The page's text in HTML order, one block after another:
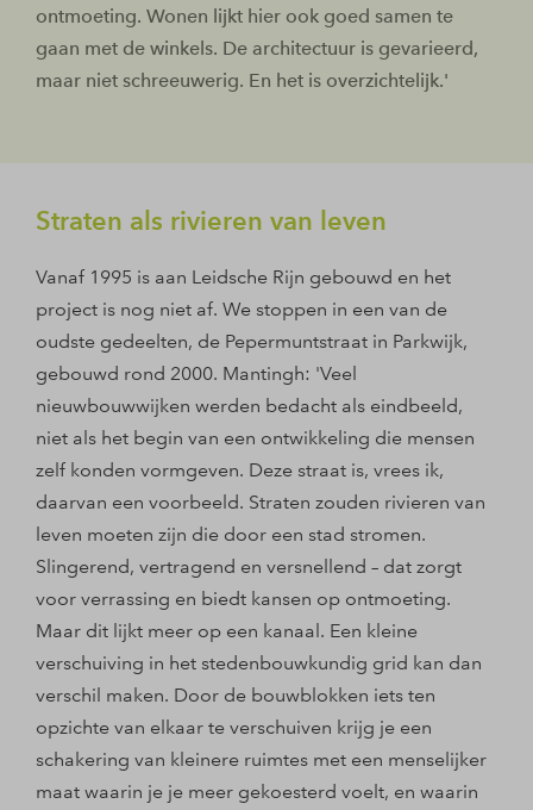
ontmoeting. Wonen lijkt hier ook goed samen te
gaan met de winkels. De architectuur is gevarieerd,
maar niet schreeuwerig. En het is overzichtelijk.'
Straten als rivieren van leven
Vanaf 1995 is aan Leidsche Rijn gebouwd en het
project is nog niet af. We stoppen in een van de
oudste gedeelten, de Pepermuntstraat in Parkwijk,
gebouwd rond 2000. Mantingh: 'Veel
nieuwbouwwijken werden bedacht als eindbeeld,
niet als het begin van een ontwikkeling die mensen
zelf konden vormgeven. Deze straat is, vrees ik,
daarvan een voorbeeld. Straten zouden rivieren van
leven moeten zijn die door een stad stromen.
Slingerend, vertragend en versnellend – dat zorgt
voor verrassing en biedt kansen op ontmoeting.
Maar dit lijkt meer op een kanaal. Een kleine
verschuiving in het stedenbouwkundig grid kan dan
verschil maken. Door de bouwblokken iets ten
opzichte van elkaar te verschuiven krijg je een
schakering van kleinere ruimtes met een menselijker
maat waarin je je meer gekoesterd voelt, en waarin